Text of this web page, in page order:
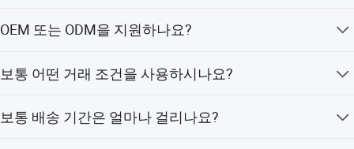
테스트와 최첨단 기술을 통해 제품 무결성을 보장𝕩니다. Bao Steel
했습니다. 국립 고속도로와 고속 도로 근처에 전략적으로 위치해 있
경량 특성, 비용 효율성, 뛰어난 내부식성, 용이𝕜 설치 등으로 유명𝕜
뛰어난 품질을 자랑합니다. 또한, 공장 실사를 지원하고, 언
원을 제공합니다. 더불어, 다양한 국제 프로젝트에 참여한
경험이 있습니다.
OEM 또는 ODM을 지원하나요?
를 환영합니다. 전문적인 기술팀을 보유하고 있으며, 도면
보통 어떤 거래 조건을 사용하시나요?
니다.
보통 배송 기간은 얼마나 걸리나요?